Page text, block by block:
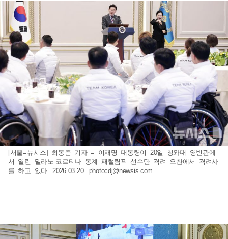
[서울=뉴시스] 최동준 기자 = 이재명 대통령이 20일 청와대 영빈관에
서 열린 밀라노-코르티나 동계 패럴림픽 선수단 격려 오찬에서 격려사
를 하고 있다. 2026.03.20. photocdj@newsis.com